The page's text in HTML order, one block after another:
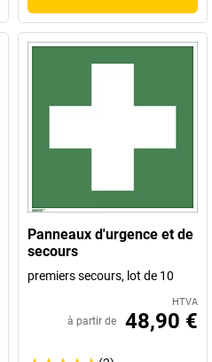
Panneaux d'urgence et de
secours
premiers secours, lot de 10
HTVA
à partir de 48,90 €